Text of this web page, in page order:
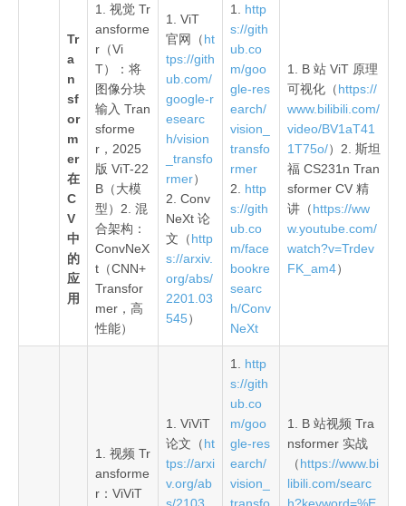
Tr
a
n
sf
or
m
er
在
C
V
中
的
应
用
1. 视觉 Tr
ansforme
r（Vi
T）：将
图像分块
输入 Tran
sforme
r，2025
版 ViT-22
B（大模
型）2. 混
合架构：
ConvNeX
t（CNN+
Transfor
mer，高
性能）
1. ViT
官网（ht
tps://gith
ub.com/
google-r
esearc
h/vision
_transfo
rmer）
2. Conv
NeXt 论
文（http
s://arxiv.
org/abs/
2201.03
545）
1. http
s://gith
ub.co
m/goo
gle-res
earch/
vision_
transfo
rmer
2. http
s://gith
ub.co
m/face
bookre
searc
h/Conv
NeXt
1. B 站 ViT 原理
可视化（https://
www.bilibili.com/
video/BV1aT41
1T75o/）2. 斯坦
福 CS231n Tran
sformer CV 精
讲（https://ww
w.youtube.com/
watch?v=Trdev
FK_am4）
1. 视频 Tr
ansforme
r：ViViT
1. ViViT
论文（ht
tps://arxi
v.org/ab
1. http
s://gith
ub.co
m/goo
gle-res
earch/
vision_
1. B 站视频 Tra
nsformer 实战
（https://www.bi
libili.com/searc